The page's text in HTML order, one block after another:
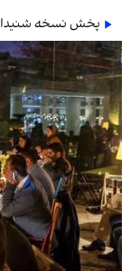
پخش نسخه